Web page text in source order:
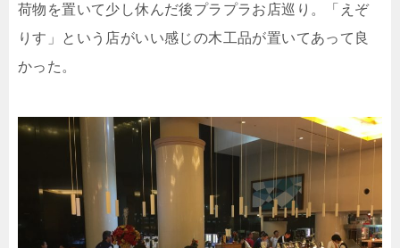
荷物を置いて少し休んだ後プラプラお店巡り。「えぞ
りす」という店がいい感じの木工品が置いてあって良
かった。